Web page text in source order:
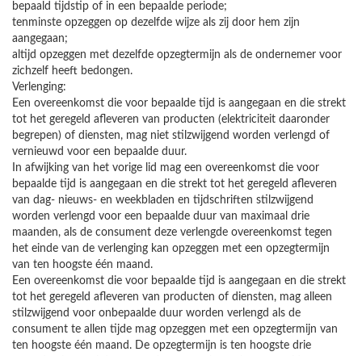
bepaald tijdstip of in een bepaalde periode;
tenminste opzeggen op dezelfde wijze als zij door hem zijn
aangegaan;
altijd opzeggen met dezelfde opzegtermijn als de ondernemer voor
zichzelf heeft bedongen.
Verlenging:
Een overeenkomst die voor bepaalde tijd is aangegaan en die strekt
tot het geregeld afleveren van producten (elektriciteit daaronder
begrepen) of diensten, mag niet stilzwijgend worden verlengd of
vernieuwd voor een bepaalde duur.
In afwijking van het vorige lid mag een overeenkomst die voor
bepaalde tijd is aangegaan en die strekt tot het geregeld afleveren
van dag- nieuws- en weekbladen en tijdschriften stilzwijgend
worden verlengd voor een bepaalde duur van maximaal drie
maanden, als de consument deze verlengde overeenkomst tegen
het einde van de verlenging kan opzeggen met een opzegtermijn
van ten hoogste één maand.
Een overeenkomst die voor bepaalde tijd is aangegaan en die strekt
tot het geregeld afleveren van producten of diensten, mag alleen
stilzwijgend voor onbepaalde duur worden verlengd als de
consument te allen tijde mag opzeggen met een opzegtermijn van
ten hoogste één maand. De opzegtermijn is ten hoogste drie